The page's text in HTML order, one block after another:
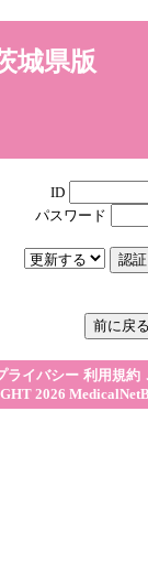
城県版
ID
パスワード
ライバシー 利用規約
2026